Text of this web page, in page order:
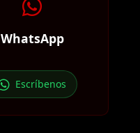
WhatsApp
Escríbenos